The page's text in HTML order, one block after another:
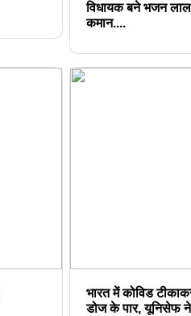
विधायक बने भजन लाल
कमान....
भारत में कोविड
डोज के पार, यूनिसेफ ने